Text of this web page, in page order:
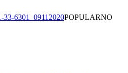
33-6301_09112020POPULARNO